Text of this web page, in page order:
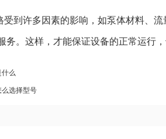
受到许多因素的影响，如泵体材料、
务。这样，才能保证设备的正常运行
么
选择型号